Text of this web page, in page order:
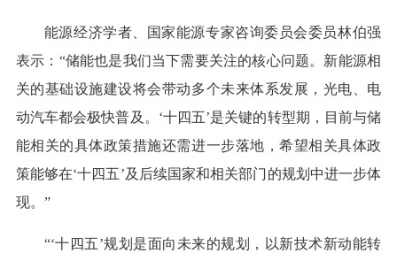
能源经济学者、国家能源专家咨询委员会委员林伯强
表示：“储能也是我们当下需要关注的核心问题。新能源相
关的基础设施建设将会带动多个未来体系发展，光电、电
动汽车都会极快普及。‘十四五’是关键的转型期，目前与储
能相关的具体政策措施还需进一步落地，希望相关具体政
策能够在‘十四五’及后续国家和相关部门的规划中进一步体
现。”
“‘十四五’规划是面向未来的规划，以新技术新动能转